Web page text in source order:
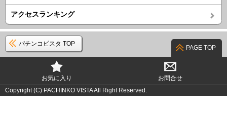
アクセスランキング
パチンコビスタ TOP
PAGE TOP
お気に入り
お問合せ
Copyright (C) PACHINKO VISTA All Right Reserved.